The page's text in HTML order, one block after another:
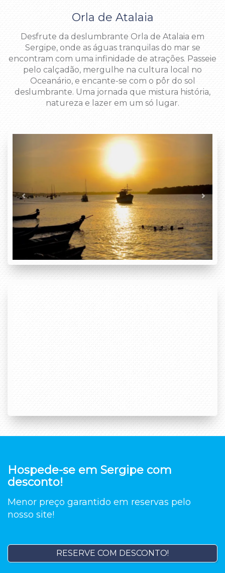
Orla de Atalaia
Desfrute da deslumbrante Orla de Atalaia em
Sergipe, onde as águas tranquilas do mar se
encontram com uma infinidade de atrações. Passeie
pelo calçadão, mergulhe na cultura local no
Oceanário, e encante-se com o pôr do sol
deslumbrante. Uma jornada que mistura história,
natureza e lazer em um só lugar.
Next
Hospede-se em Sergipe com
desconto!
Menor preço garantido em reservas pelo
nosso site!
RESERVE COM DESCONTO!